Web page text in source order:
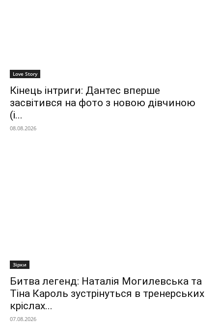
Love Story
Кінець інтриги: Дантес вперше
засвітився на фото з новою дівчиною
(і...
08.08.2026
Зірки
Битва легенд: Наталія Могилевська та
Тіна Кароль зустрінуться в тренерських
кріслах...
07.08.2026